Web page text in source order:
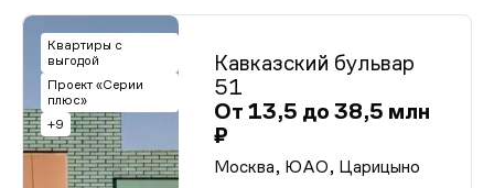
Квартиры с
выгодой
Проект «Серии
плюс»
+9
Кавказский бульвар
51
От 13,5 до 38,5 млн
₽
Москва, ЮАО, Царицыно